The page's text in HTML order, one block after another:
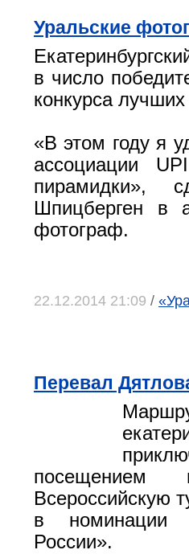
Уральские
в число
конкурса
«В этом году я
ассоциации
пирамидки»,
Шпицберген в
фотограф.
22.12.2014 21:09 /
Перевал
посещением
Всероссийскую
в номинации
России».